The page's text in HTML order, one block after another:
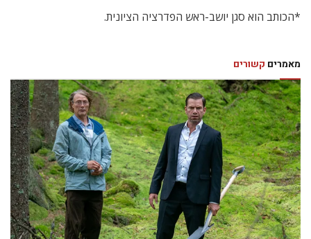
*הכותב הוא סגן יושב-ראש הפדרציה הציונית.
מאמרים קשורים